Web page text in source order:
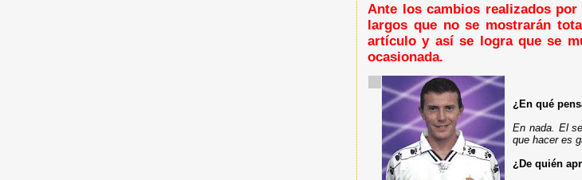
Ante los cambios realizados
largos que no se mostrarán
artículo y así se logra que se
ocasionada.
¿En qué
En nada. El
que hacer es
¿De quién